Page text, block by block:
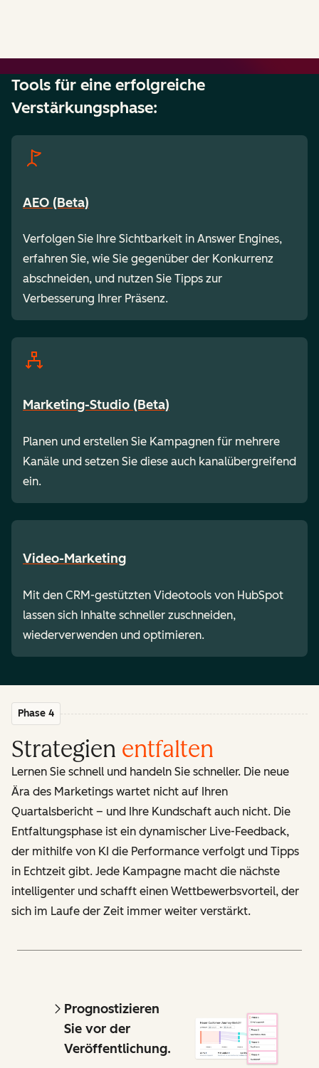
Tools für eine erfolgreiche
Verstärkungsphase:
AEO (Beta)
Verfolgen Sie Ihre Sichtbarkeit in Answer Engines,
erfahren Sie, wie Sie gegenüber der Konkurrenz
abschneiden, und nutzen Sie Tipps zur
Verbesserung Ihrer Präsenz.
Marketing-Studio (Beta)
Planen und erstellen Sie Kampagnen für mehrere
Kanäle und setzen Sie diese auch kanalübergreifend
ein.
Video-Marketing
Mit den CRM-gestützten Videotools von HubSpot
lassen sich Inhalte schneller zuschneiden,
wiederverwenden und optimieren.
Phase 4
Strategien entfalten
Lernen Sie schnell und handeln Sie schneller. Die neue
Ära des Marketings wartet nicht auf Ihren
Quartalsbericht – und Ihre Kundschaft auch nicht. Die
Entfaltungsphase ist ein dynamischer Live-Feedback,
der mithilfe von KI die Performance verfolgt und Tipps
in Echtzeit gibt. Jede Kampagne macht die nächste
intelligenter und schafft einen Wettbewerbsvorteil, der
sich im Laufe der Zeit immer weiter verstärkt.
Prognostizieren
Sie vor der
Veröffentlichung.